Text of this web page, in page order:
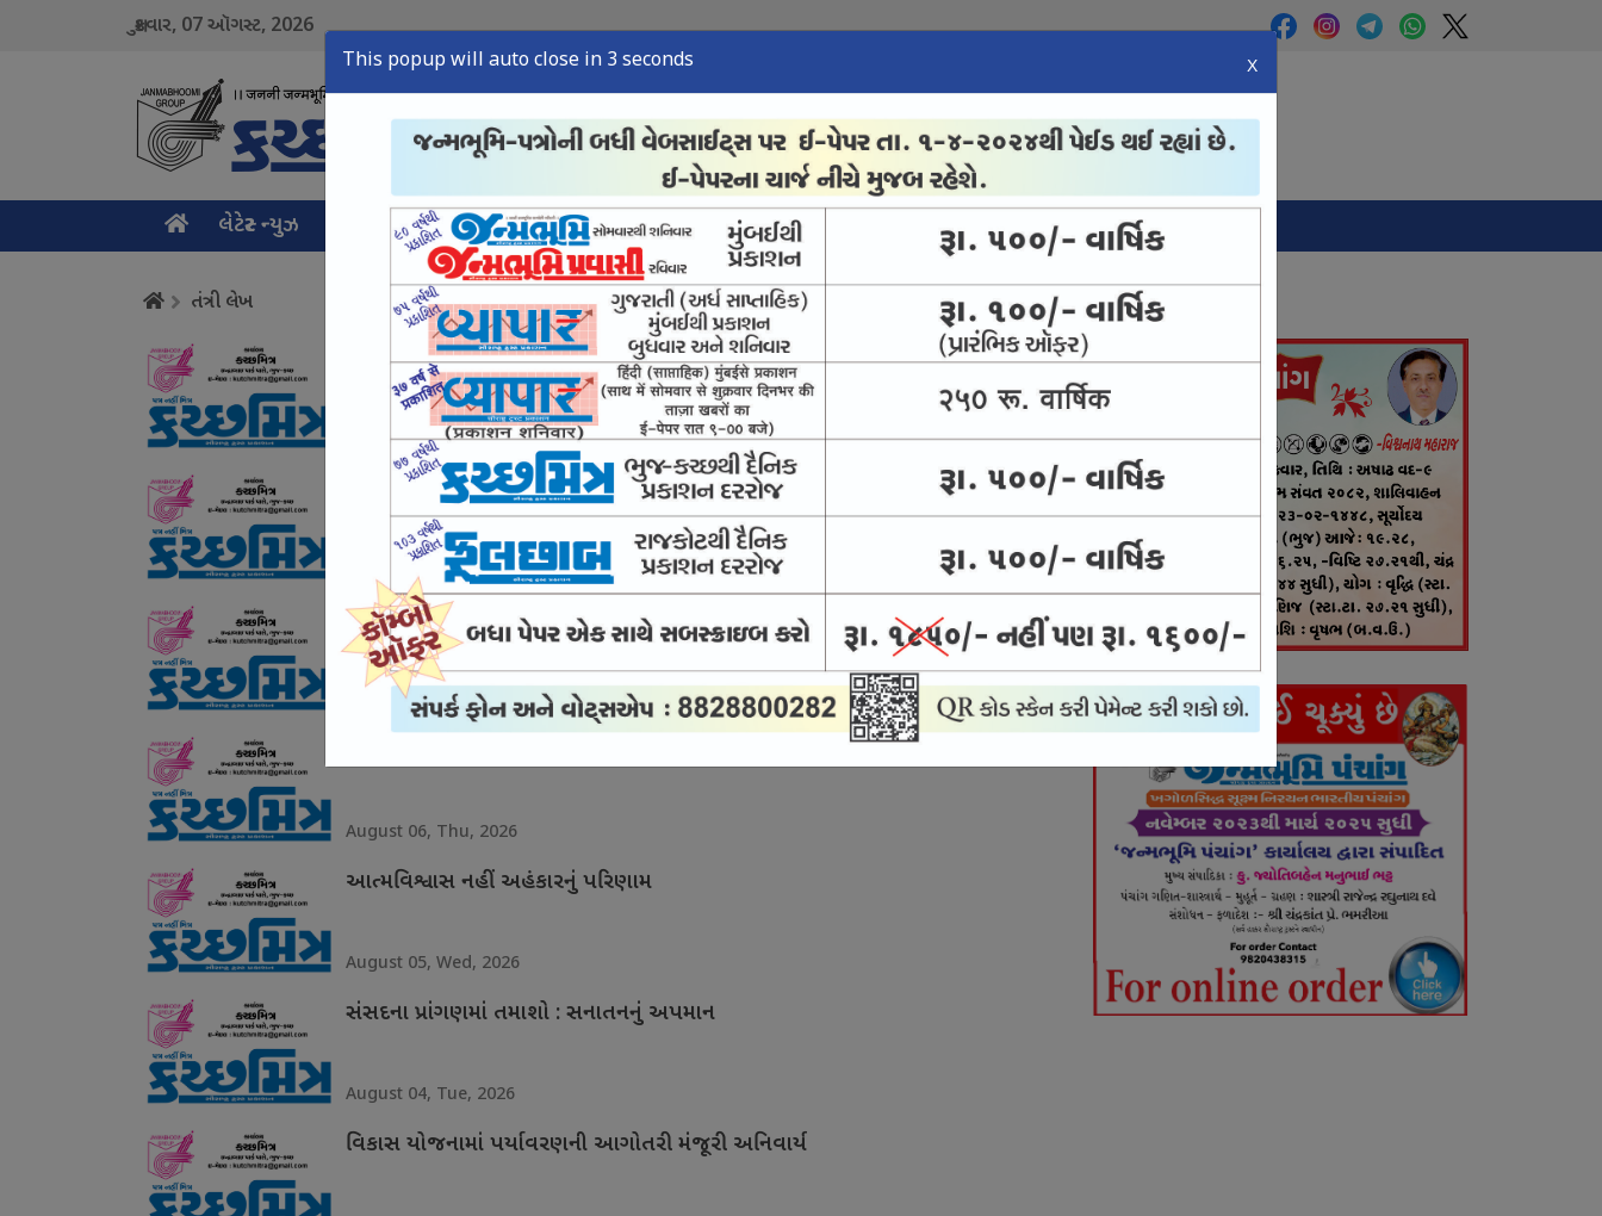
શુક્રવાર, 07ઑગસ્ટ, 2026
લેટેસ્ટ ન્યુઝ મુખ્ય સમાચાર ક્રાઇમ ન્યુઝ સ્પોર્ટ્સ ન્યુઝ તંત્રી લેખ ઈ-પેપર
This popup will auto close in 2 seconds X
તંત્રી લેખ
સાયબર ક્રાઈમ ઉપર સકંજો કસવા સુપ્રીમનો આદેશ
August 07, Fri, 2026
યુવાનો સાથે સંઘર્ષ નહીં પણ સંવાદની સુપ્રીમ સલાહ
August 07, Fri, 2026
ગરિમા ચૂકયા ઉદયનિધિ
August 06, Thu, 2026
August 06, Thu, 2026
આત્મવિશ્વાસ નહીં અહંકારનું પરિણામ
August 05, Wed, 2026
સંસદના પ્રાંગણમાં તમાશો : સનાતનનું અપમાન
August 04, Tue, 2026
વિકાસ યોજનામાં પર્યાવરણની આગોતરી મંજૂરી અનિવાર્ય
Panchang